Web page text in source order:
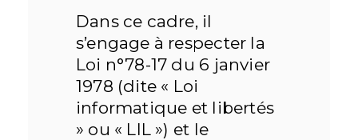
Dans ce cadre, il
s’engage à respecter la
Loi n°78-17 du 6 janvier
1978 (dite « Loi
informatique et libertés
» ou « LIL ») et le